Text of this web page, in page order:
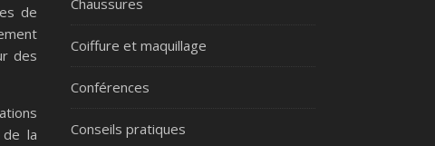
de
des
la
Coiffure et maquillage
Conférences
Conseils pratiques